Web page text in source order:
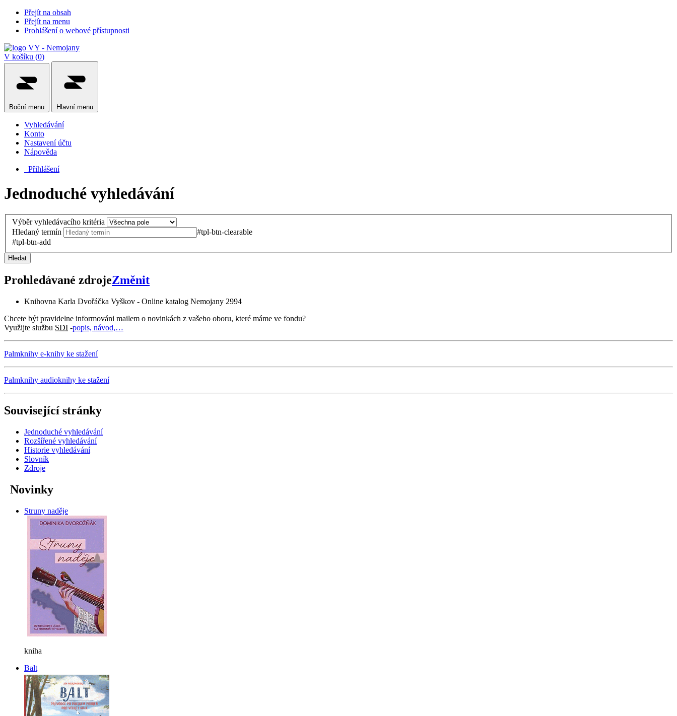
Přejít na obsah
Přejít na menu
Prohlášení o webové přístupnosti
V košíku (0)
Boční menu Hlavní menu
Vyhledávání
Konto
Nastavení účtu
Nápověda
Přihlášení
Jednoduché vyhledávání
Výběr vyhledávacího kritéria
Hledaný termín
#tpl-btn-clearable
#tpl-btn-add
Hledat
Prohledávané zdrojeZměnit
Knihovna Karla Dvořáčka Vyškov - Online katalog Nemojany 2994
Chcete být pravidelne informováni mailem o novinkách z vašeho oboru, které máme ve fondu?
Využijte službu SDI -popis, návod,…
Palmknihy e-knihy ke stažení
Palmknihy audioknihy ke stažení
Související stránky
Jednoduché vyhledávání
Rozšířené vyhledávání
Historie vyhledávání
Slovník
Zdroje
Novinky
Struny naděje
kniha
Balt